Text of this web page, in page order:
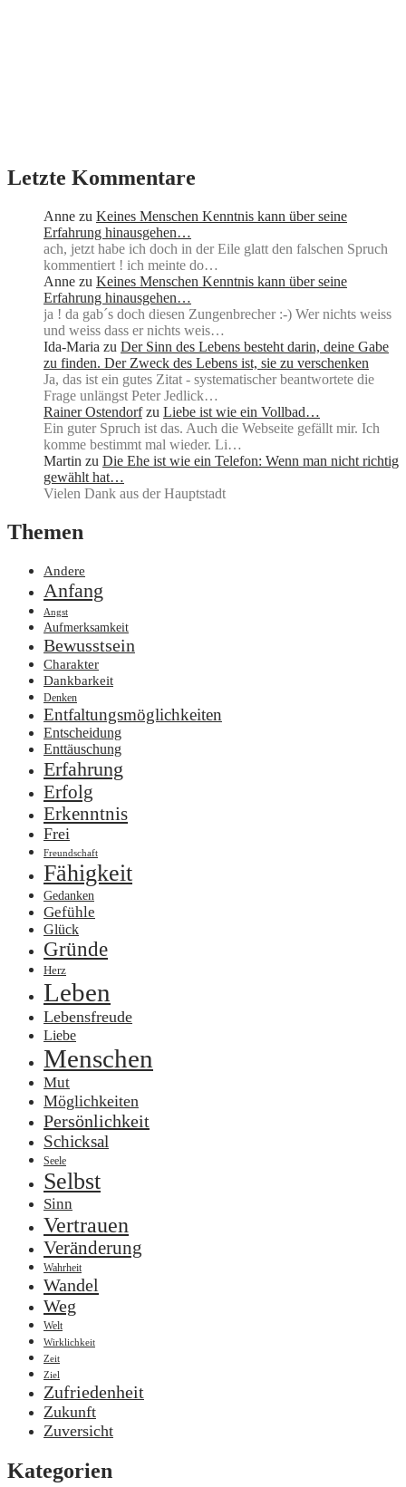
Letzte Kommentare
Anne zu Keines Menschen Kenntnis kann über seine
Erfahrung hinausgehen…
ach, jetzt habe ich doch in der Eile glatt den falschen Spruch
kommentiert ! ich meinte do…
Anne zu Keines Menschen Kenntnis kann über seine
Erfahrung hinausgehen…
ja ! da gab´s doch diesen Zungenbrecher :-) Wer nichts weiss
und weiss dass er nichts weis…
Ida-Maria zu Der Sinn des Lebens besteht darin, deine Gabe
zu finden. Der Zweck des Lebens ist, sie zu verschenken
Ja, das ist ein gutes Zitat - systematischer beantwortete die
Frage unlängst Peter Jedlick…
Rainer Ostendorf zu Liebe ist wie ein Vollbad…
Ein guter Spruch ist das. Auch die Webseite gefällt mir. Ich
komme bestimmt mal wieder. Li…
Martin zu Die Ehe ist wie ein Telefon: Wenn man nicht richtig
gewählt hat…
Vielen Dank aus der Hauptstadt
Themen
Andere
Anfang
Angst
Aufmerksamkeit
Bewusstsein
Charakter
Dankbarkeit
Denken
Entfaltungsmöglichkeiten
Entscheidung
Enttäuschung
Erfahrung
Erfolg
Erkenntnis
Frei
Freundschaft
Fähigkeit
Gedanken
Gefühle
Glück
Gründe
Herz
Leben
Lebensfreude
Liebe
Menschen
Mut
Möglichkeiten
Persönlichkeit
Schicksal
Seele
Selbst
Sinn
Vertrauen
Veränderung
Wahrheit
Wandel
Weg
Welt
Wirklichkeit
Zeit
Ziel
Zufriedenheit
Zukunft
Zuversicht
Kategorien